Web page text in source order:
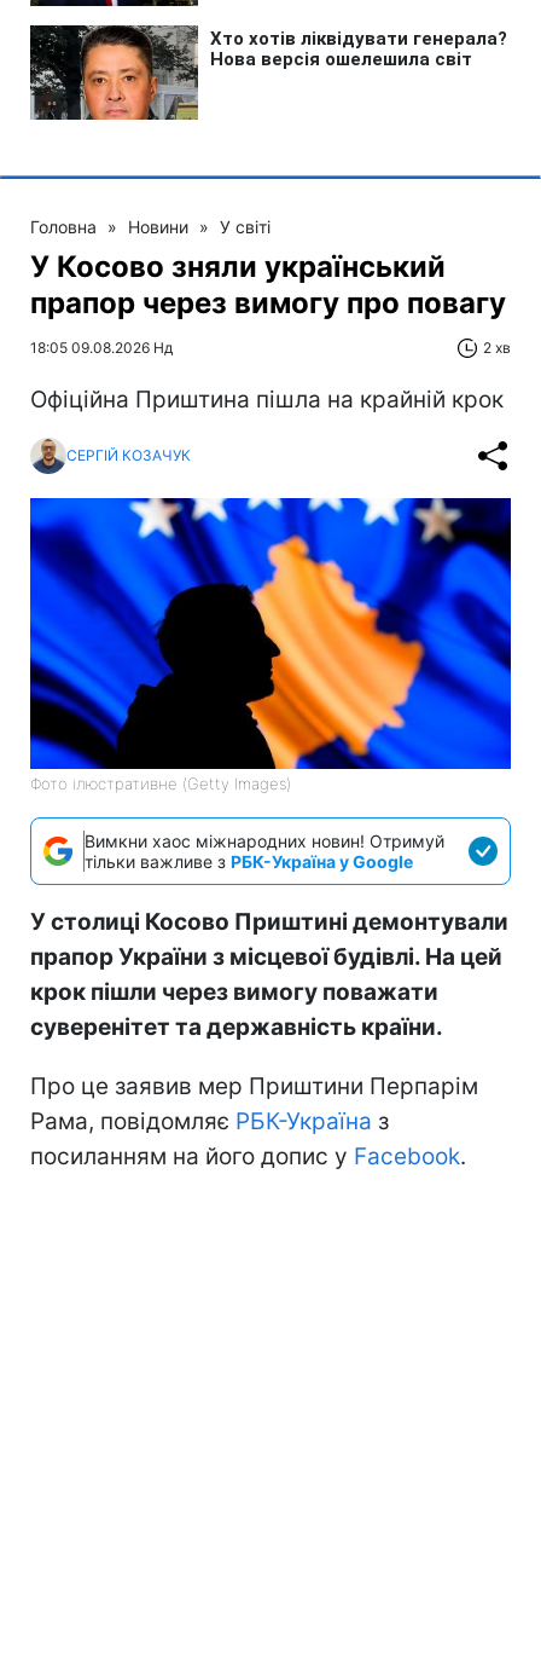
Головна » Новини » У світі
У Косово зняли український
прапор через вимогу про повагу
18:05 09.08.2026 Нд 2 хв
Офіційна Приштина пішла на крайній крок
СЕРГІЙ КОЗАЧУК
Фото ілюстративне (Getty Images)
Вимкни хаос міжнародних новин! Отримуй
тільки важливе з РБК-Україна у Google
У столиці Косово Приштині демонтували
прапор України з місцевої будівлі. На цей
крок пішли через вимогу поважати
суверенітет та державність країни.
Про це заявив мер Приштини Перпарім
Рама, повідомляє РБК-Україна з
посиланням на його допис у Facebook.